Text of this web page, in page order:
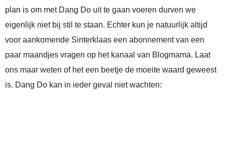
plan is om met Dang Do uit te gaan voeren durven we
eigenlijk niet bij stil te staan. Echter kun je natuurlijk altijd
voor aankomende Sinterklaas een abonnement van een
paar maandjes vragen op het kanaal van Blogmama. Laat
ons maar weten of het een beetje de moeite waard geweest
is. Dang Do kan in ieder geval niet wachten: